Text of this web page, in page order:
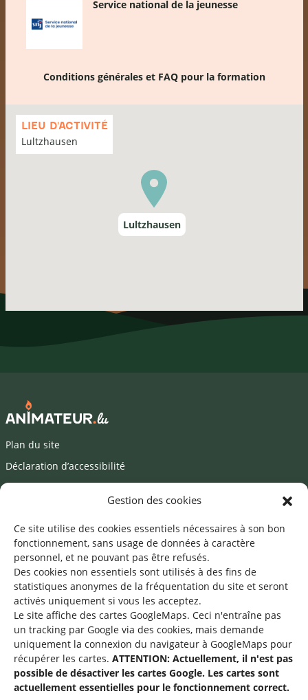
Gestion des cookies
Ce site utilise des cookies essentiels nécessaires à son bon
fonctionnement, sans usage de données à caractère
personnel, et ne pouvant pas être refusés.
Des cookies non essentiels sont utilisés à des fins de
statistiques anonymes de la fréquentation du site et seront
activés uniquement si vous les acceptez.
Le site affiche des cartes GoogleMaps. Ceci n'entraîne pas
un tracking par Google via des cookies, mais demande
uniquement la connexion du navigateur à GoogleMaps pour
récupérer les cartes. ATTENTION: Actuellement, il n'est pas
possible de désactiver les cartes Google. Les cartes sont
actuellement essentielles pour le fonctionnement correct.
Service national de la jeunesse
Conditions générales et FAQ pour la formation
LIEU D'ACTIVITÉ
Lultzhausen
Passer
carte
Lultzhausen
Plan du site
Déclaration d’accessibilité
Mentions légales
Une offre du
Service national de la jeunesse
48-50 rue Charles Martel